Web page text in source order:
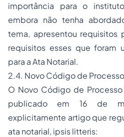
importância para o
embora não tenha
tema, apresentou requisitos
requisitos esses que foram
para a Ata Notarial.
2.4. Novo Código de
O Novo Código de
publicado em 16 de
explicitamente artigo que
ata notarial, ipsis litteris: